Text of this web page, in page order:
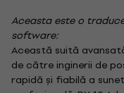
Aceasta este o
software:
Această suită
de către inginerii de
rapidă și fiabilă a